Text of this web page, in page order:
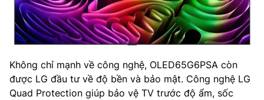
Không chỉ mạnh về công nghệ, OLED65G6PSA còn
được LG đầu tư về độ bền và bảo mật. Công nghệ LG
Quad Protection giúp bảo vệ TV trước độ ẩm, sốc